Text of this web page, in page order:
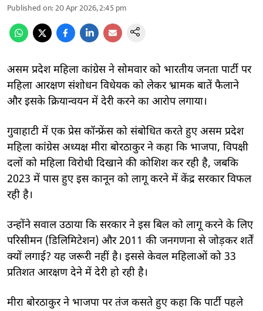
Published on:20 Apr 2026, 2:45 pm
असम प्रदेश महिला कांग्रेस ने सोमवार को भारतीय जनता पार्टी पर
महिला आरक्षण संशोधन विधेयक को लेकर भ्रामक बातें फैलाने
और इसके क्रियान्वयन में देरी करने का आरोप लगाया।
गुवाहाटी में एक प्रेस कॉन्फ्रेंस को संबोधित करते हुए असम प्रदेश
महिला कांग्रेस अध्यक्ष मीरा बोरठाकुर ने कहा कि भाजपा, विपक्षी
दलों को महिला विरोधी दिखाने की कोशिश कर रही है, जबकि
2023 में पास हुए इस कानून को लागू करने में केंद्र सरकार विफल
रही है।
उन्होंने सवाल उठाया कि सरकार ने इस बिल को लागू करने के लिए
परिसीमन (डिलिमिटेशन) और 2011 की जनगणना से जोड़कर शर्तें
क्यों लगाई? यह जरूरी नहीं है। इससे केवल महिलाओं को 33
प्रतिशत आरक्षण देने में देरी हो रही है।
मीरा बोरठाकुर ने भाजपा पर तंज कसते हुए कहा कि पार्टी पहले